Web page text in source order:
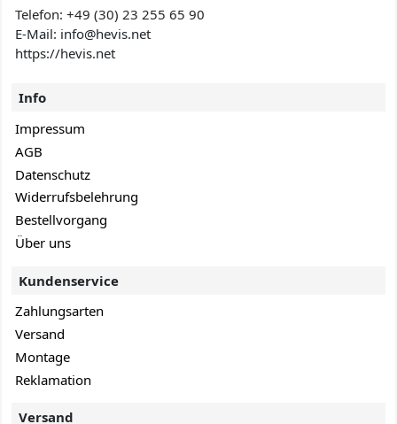
Telefon:+49 (30) 23 255 65 90
E-Mail: info@hevis.net
https://hevis.net
Info
Impressum
AGB
Datenschutz
Widerrufsbelehrung
Bestellvorgang
Über uns
Kundenservice
Zahlungsarten
Versand
Montage
Reklamation
Versand